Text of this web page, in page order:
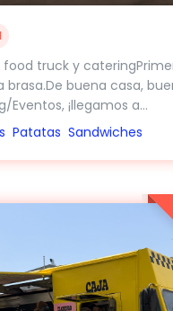
food truck y
brasa.De buena casa,
Eventos, ¡llegamos a...
Patatas Sandwiches